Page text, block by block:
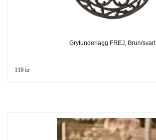
Grytunderlägg FREJ, Brun/svart
119 kr